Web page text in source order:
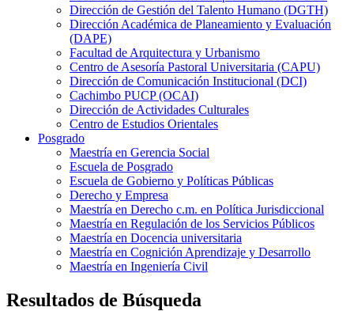
Dirección de Gestión del Talento Humano (DGTH)
Dirección Académica de Planeamiento y Evaluación
(DAPE)
Facultad de Arquitectura y Urbanismo
Centro de Asesoría Pastoral Universitaria (CAPU)
Dirección de Comunicación Institucional (DCI)
Cachimbo PUCP (OCAI)
Dirección de Actividades Culturales
Centro de Estudios Orientales
Posgrado
Maestría en Gerencia Social
Escuela de Posgrado
Escuela de Gobierno y Políticas Públicas
Derecho y Empresa
Maestría en Derecho c.m. en Política Jurisdiccional
Maestría en Regulación de los Servicios Públicos
Maestría en Docencia universitaria
Maestría en Cognición Aprendizaje y Desarrollo
Maestría en Ingeniería Civil
Resultados de Búsqueda